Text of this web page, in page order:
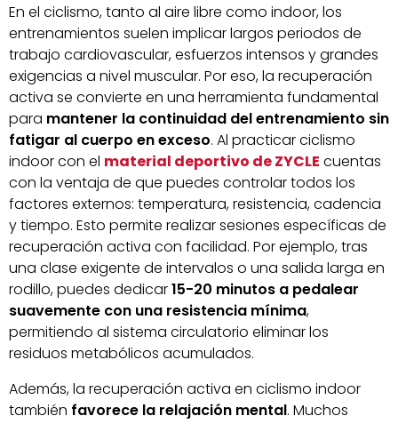
En el ciclismo, tanto al aire libre como indoor, los
entrenamientos suelen implicar largos periodos de
trabajo cardiovascular, esfuerzos intensos y grandes
exigencias a nivel muscular. Por eso, la recuperación
activa se convierte en una herramienta fundamental
para mantener la continuidad del entrenamiento sin
fatigar al cuerpo en exceso. Al practicar ciclismo
indoor con el material deportivo de ZYCLE cuentas
con la ventaja de que puedes controlar todos los
factores externos: temperatura, resistencia, cadencia
y tiempo. Esto permite realizar sesiones específicas de
recuperación activa con facilidad. Por ejemplo, tras
una clase exigente de intervalos o una salida larga en
rodillo, puedes dedicar15-20 minutos a pedalear
suavemente con una resistencia mínima,
permitiendo al sistema circulatorio eliminar los
residuos metabólicos acumulados.
Además, la recuperación activa en ciclismo indoor
también favorece la relajación mental. Muchos